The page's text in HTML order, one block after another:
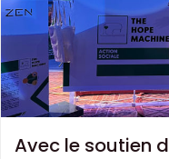
Avec le soutien